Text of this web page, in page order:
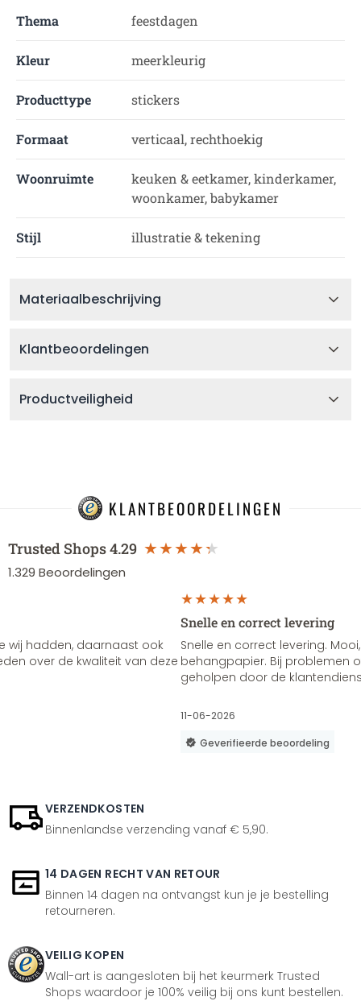
Thema feestdagen
Kleur meerkleurig
Producttype stickers
Formaat verticaal, rechthoekig
Woonruimte
keuken & eetkamer, kinderkamer,
woonkamer, babykamer
Stijl illustratie & tekening
Materiaalbeschrijving
Klantbeoordelingen
Productveiligheid
KLANTBEOORDELINGEN
Trusted Shops4.29
1.329 Beoordelingen
wij hadden, daarnaast ook
over de kwaliteit van deze
Snelle en correct levering
Snelle en correct levering.
behangpapier. Bij problemen
geholpen door de
11-06-2026
Geverifieerde beoordeling
VERZENDKOSTEN
Binnenlandse verzending vanaf € 5,90.
14 DAGEN RECHT VAN RETOUR
Binnen 14 dagen na ontvangst kun je je bestelling
retourneren.
VEILIG KOPEN
Wall-art is aangesloten bij het keurmerk Trusted
Shops waardoor je 100% veilig bij ons kunt bestellen.